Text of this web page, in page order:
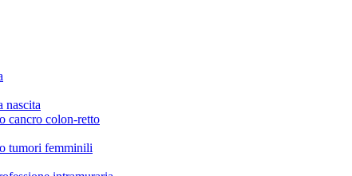
nascita
cancro colon-retto
tumori femminili